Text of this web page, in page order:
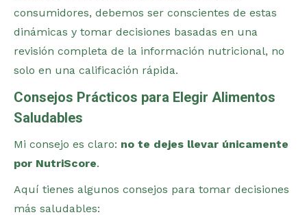
consumidores, debemos ser conscientes de estas
dinámicas y tomar decisiones basadas en una
revisión completa de la información nutricional, no
solo en una calificación rápida​.
Consejos Prácticos para Elegir Alimentos
Saludables
Mi consejo es claro: no te dejes llevar únicamente
por NutriScore.
Aquí tienes algunos consejos para tomar decisiones
más saludables: